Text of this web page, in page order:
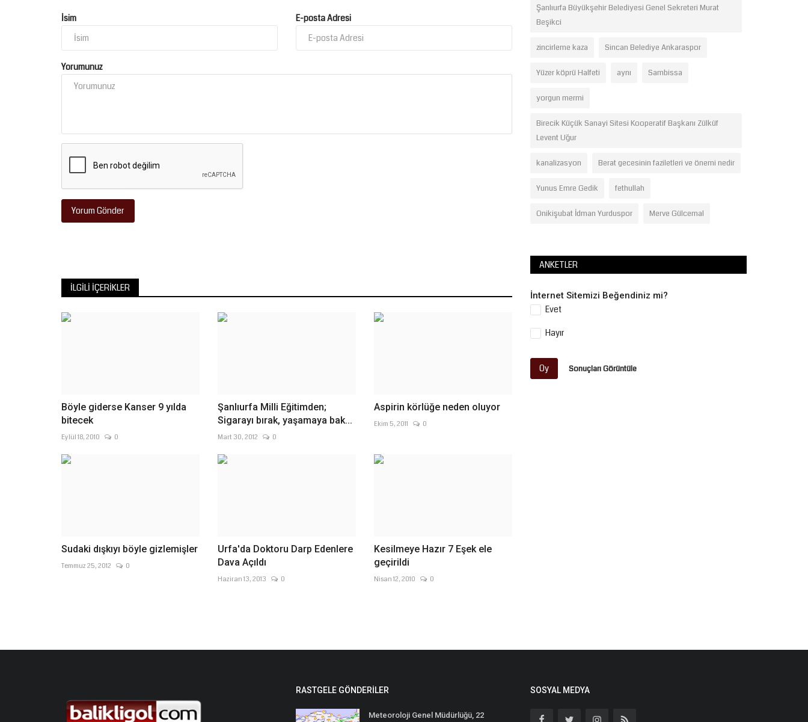
İsim E-posta Adresi
Yorumunuz
Yorum Gönder
İLGILI İÇERIKLER
Böyle giderse Kanser 9 yılda
bitecek
Eylül 18, 2010 0
Şanlıurfa Milli Eğitimden;
Sigarayı bırak, yaşamaya bak...
Mart 30, 2012 0
Aspirin körlüğe neden oluyor
Ekim 5, 2011 0
Sudaki dışkıyı böyle gizlemişler
Temmuz 25, 2012 0
Urfa'da Doktoru Darp Edenlere
Dava Açıldı
Haziran 13, 2013 0
Kesilmeye Hazır 7 Eşek ele
geçirildi
Nisan 12, 2010 0
Şanlıurfa Büyükşehir Belediyesi Genel Sekreteri Murat
Beşikci
zincirleme kaza Sincan Belediye Ankaraspor
Yüzer köprü Halfeti aynı Sambissa
yorgun mermi
Birecik Küçük Sanayi Sitesi Kooperatif Başkanı Zülküf
Levent Uğur
kanalizasyon Berat gecesinin faziletleri ve önemi nedir
Yunus Emre Gedik fethullah
Onikişubat İdman Yurduspor Merve Gülcemal
ANKETLER
İnternet Sitemizi Beğendiniz mi?
Evet
Hayır
Oy Sonuçları Görüntüle
RASTGELE GÖNDERILER
Meteoroloji Genel Müdürlüğü, 22
SOSYAL MEDYA